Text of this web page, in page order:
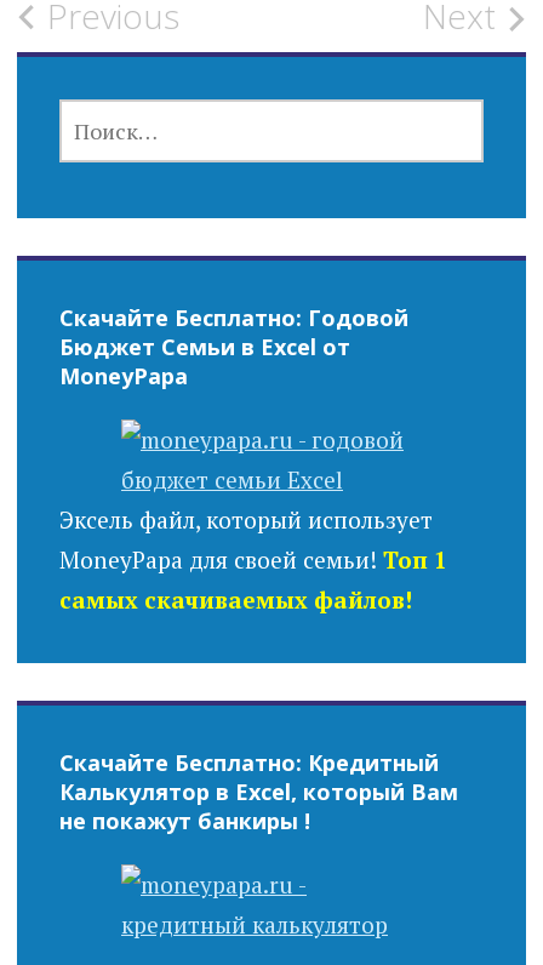
Post
navigation
Previous Next
Скачайте Бесплатно: Годовой
Бюджет Семьи в Excel от
MoneyPapa
Эксель файл, который использует
MoneyPapa для своей семьи! Топ 1
самых скачиваемых файлов!
Скачайте Бесплатно: Кредитный
Калькулятор в Excel, который Вам
не покажут банкиры !